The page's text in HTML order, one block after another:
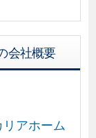
会社概要
アホーム